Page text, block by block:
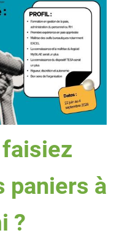
paniers à
?